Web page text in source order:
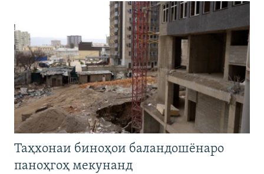
Таҳхонаи биноҳои баландошёнаро
паноҳгоҳ мекунанд